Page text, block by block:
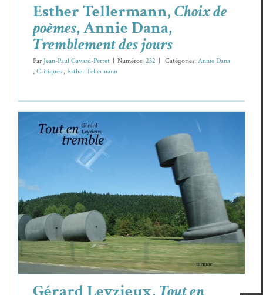
Esther Tellermann,Choix de
poèmes, Annie Dana,
Tremblement des jours
Par Jean-Paul Gavard-Perret Numéros: 232 Caté­gories: Annie Dana
, Cri­tiques , Esther Teller­mann
Gérard Leyzieux,Tout en tremble
Cri­tiques Gérard Leyzieux